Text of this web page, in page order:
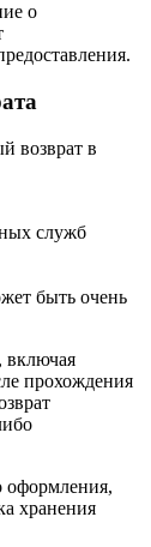
о
возврат в
служб
быть очень
включая
прохождения
оформления,
хранения